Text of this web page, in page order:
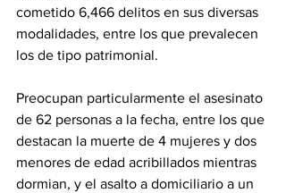
cometido 6,466 delitos en sus diversas
modalidades, entre los que prevalecen
los de tipo patrimonial.
Preocupan particularmente el asesinato
de 62 personas a la fecha, entre los que
destacan la muerte de 4 mujeres y dos
menores de edad acribillados mientras
dormian, y el asalto a domiciliario a un